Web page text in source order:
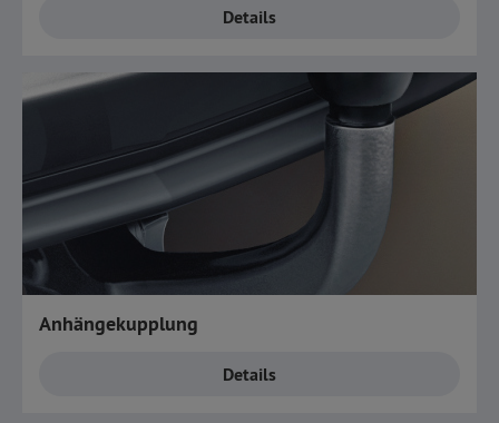
Details
Anhängekupplung
Details